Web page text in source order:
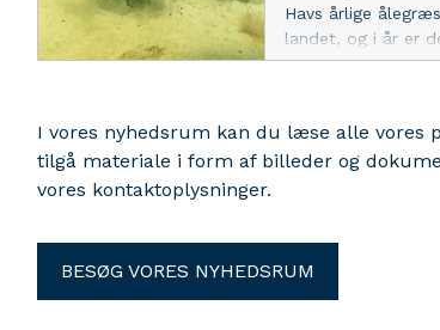
Havs årlige
landet, og i år er
give havnaturen
Universitet også
familievenlige
I vores nyhedsrum kan du læse alle vores
tilgå materiale i form af billeder og
vores kontaktoplysninger.
BESØG VORES NYHEDSRUM